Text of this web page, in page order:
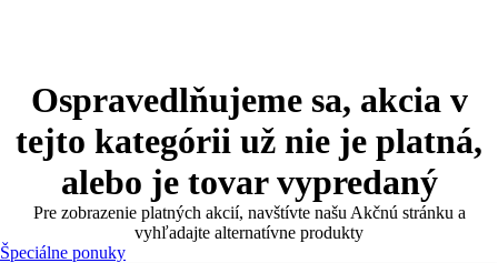
Ospravedlňujeme sa, akcia v
tejto kategórii už nie je platná,
alebo je tovar vypredaný
Pre zobrazenie platných akcií, navštívte našu Akčnú stránku a
vyhľadajte alternatívne produkty
Špeciálne ponuky